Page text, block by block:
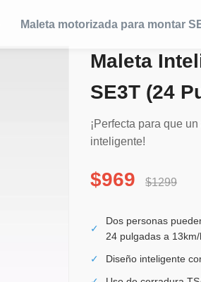
Maleta motorizada para montar
Maleta
SE3T (24
¡Perfecta para que
inteligente!
$969 $1299
✓
Dos personas
24 pulgadas a 13km/
✓
Diseño inteligente